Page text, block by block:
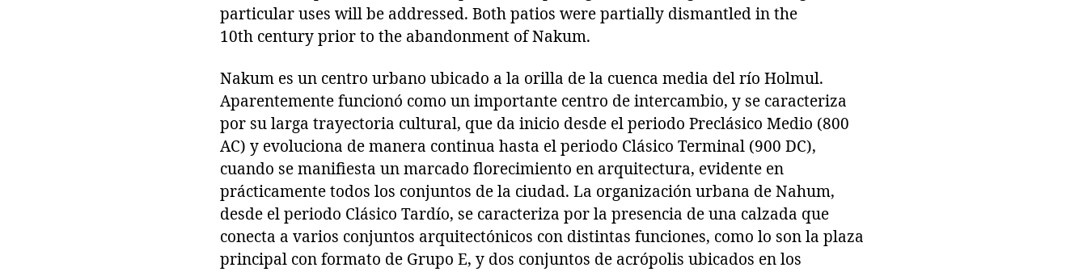
particular uses will be addressed. Both patios were partially dismantled in the
10th century prior to the abandonment of Nakum.
Nakum es un centro urbano ubicado a la orilla de la cuenca media del río Holmul.
Aparentemente funcionó como un importante centro de intercambio, y se caracteriza
por su larga trayectoria cultural, que da inicio desde el periodo Preclásico Medio (800
AC) y evoluciona de manera continua hasta el periodo Clásico Terminal (900 DC),
cuando se manifiesta un marcado florecimiento en arquitectura, evidente en
prácticamente todos los conjuntos de la ciudad. La organización urbana de Nahum,
desde el periodo Clásico Tardío, se caracteriza por la presencia de una calzada que
conecta a varios conjuntos arquitectónicos con distintas funciones, como lo son la plaza
principal con formato de Grupo E, y dos conjuntos de acrópolis ubicados en los